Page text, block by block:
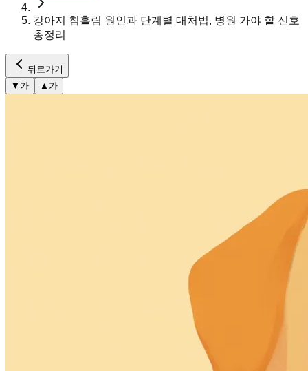
강아지 침흘림 원인과 단계별 대처법, 병원 가야 할 신호
총정리
뒤로가기
▼ 가 ▲ 가